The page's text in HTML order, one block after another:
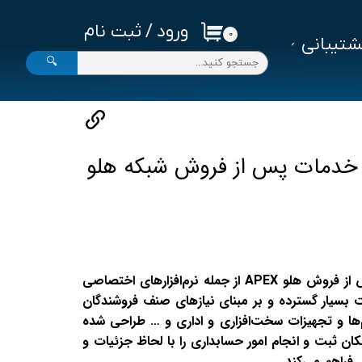
ورود / ثبت نام
خروج از حساب کاربری
۰
🔍
خدمات پس از فروش شبکه هلو
نرم‌افزار حسابداری خدمات پس از فروش هلو APEX از جمله نرم‌افزارهای اختصاصی
گسترده و بر مبنای نیازهای صنف فروشندگان
و تجهیزات سخت‌افزاری و اداری و … طراحی شده
ثبت و انجام امور حسابداری را با لحاظ جزئیات و